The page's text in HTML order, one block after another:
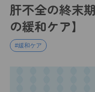
肝不全の終末
の緩和ケア】
#緩和ケア